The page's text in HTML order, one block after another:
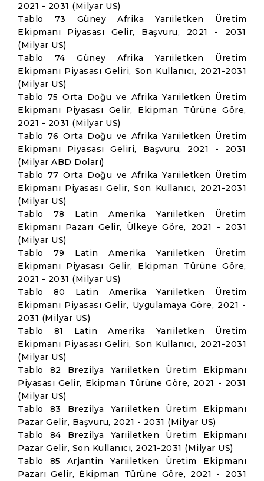
2021 - 2031 (Milyar US)
Tablo 73 Güney Afrika Yarıiletken Üretim
Ekipmanı Piyasası Gelir, Başvuru, 2021 - 2031
(Milyar US)
Tablo 74 Güney Afrika Yarıiletken Üretim
Ekipmanı Piyasası Geliri, Son Kullanıcı, 2021-2031
(Milyar US)
Tablo 75 Orta Doğu ve Afrika Yarıiletken Üretim
Ekipmanı Piyasası Gelir, Ekipman Türüne Göre,
2021 - 2031 (Milyar US)
Tablo 76 Orta Doğu ve Afrika Yarıiletken Üretim
Ekipmanı Piyasası Geliri, Başvuru, 2021 - 2031
(Milyar ABD Doları)
Tablo 77 Orta Doğu ve Afrika Yarıiletken Üretim
Ekipmanı Piyasası Gelir, Son Kullanıcı, 2021-2031
(Milyar US)
Tablo 78 Latin Amerika Yarıiletken Üretim
Ekipmanı Pazarı Gelir, Ülkeye Göre, 2021 - 2031
(Milyar US)
Tablo 79 Latin Amerika Yarıiletken Üretim
Ekipmanı Piyasası Gelir, Ekipman Türüne Göre,
2021 - 2031 (Milyar US)
Tablo 80 Latin Amerika Yarıiletken Üretim
Ekipmanı Piyasası Gelir, Uygulamaya Göre, 2021 -
2031 (Milyar US)
Tablo 81 Latin Amerika Yarıiletken Üretim
Ekipmanı Piyasası Geliri, Son Kullanıcı, 2021-2031
(Milyar US)
Tablo 82 Brezilya Yarıiletken Üretim Ekipmanı
Piyasası Gelir, Ekipman Türüne Göre, 2021 - 2031
(Milyar US)
Tablo 83 Brezilya Yarıiletken Üretim Ekipmanı
Pazar Gelir, Başvuru, 2021 - 2031 (Milyar US)
Tablo 84 Brezilya Yarıiletken Üretim Ekipmanı
Pazar Gelir, Son Kullanıcı, 2021-2031 (Milyar US)
Tablo 85 Arjantin Yarıiletken Üretim Ekipmanı
Pazarı Gelir, Ekipman Türüne Göre, 2021 - 2031